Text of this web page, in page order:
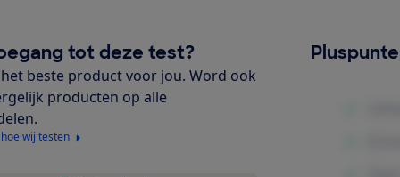
tot deze test?
beste product voor jou. Word ook
producten op alle
wij testen